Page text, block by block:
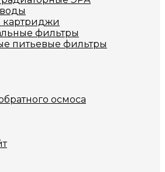
фильтры
питьевые фильтры
осмоса